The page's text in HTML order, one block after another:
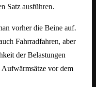
Satz ausführen.
vorher die Beine auf.
Fahrradfahren, aber
der Belastungen
vor dem